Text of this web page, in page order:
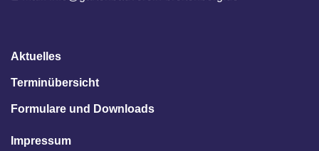
Aktuelles
Terminübersicht
Formulare und Downloads
Impressum